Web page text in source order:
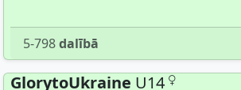
5-798dalībā
GlorytoUkraine U14